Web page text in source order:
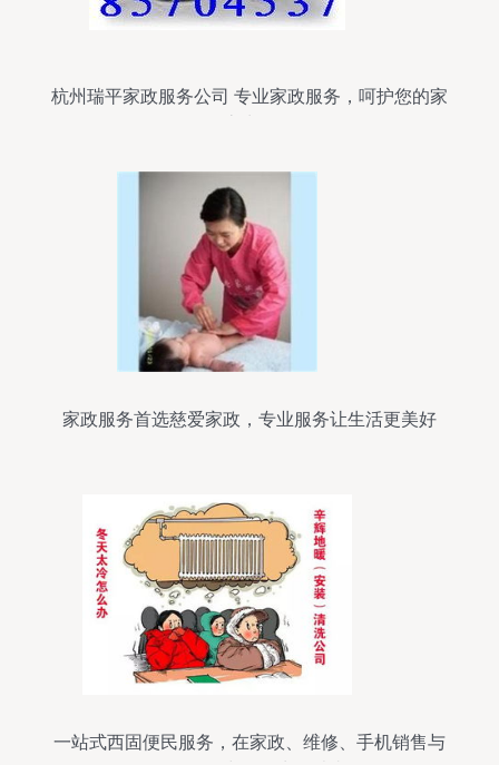
杭州瑞平家政服务公司 专业家政服务，呵护您的家
家政服务首选慈爱家政，专业服务让生活更美好
一站式西固便民服务，在家政、维修、手机销售与